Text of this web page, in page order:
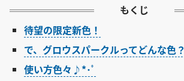
もくじ
待望の限定新色！
で、グロウスパークルってどんな色？
使い方色々♪*･ﾟ